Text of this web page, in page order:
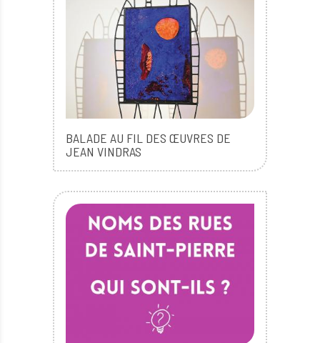
BALADE AU FIL DES ŒUVRES DE
JEAN VINDRAS